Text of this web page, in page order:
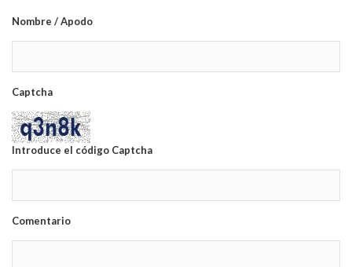
Nombre / Apodo
Captcha
Introduce el código Captcha
Comentario